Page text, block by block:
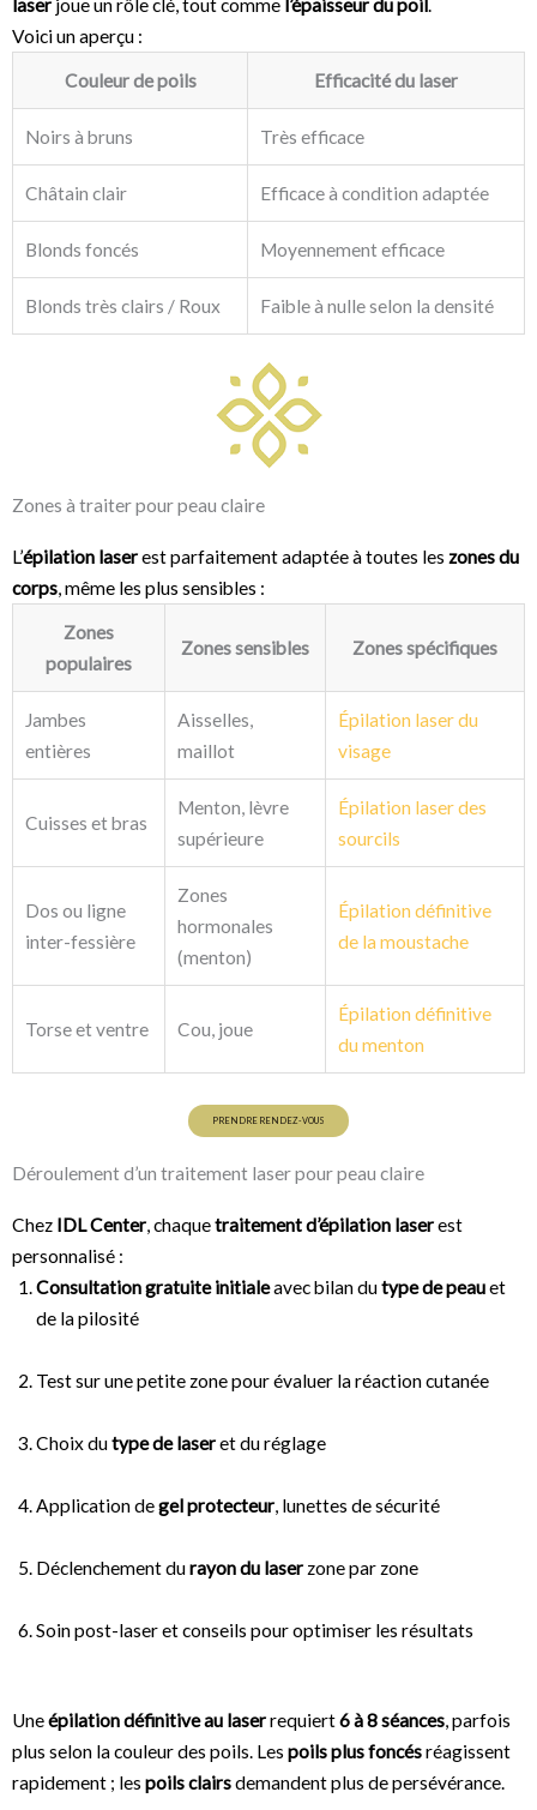
laser joue un rôle clé, tout comme l’épaisseur du poil.
Voici un aperçu :
Couleur de poils Efficacité du laser
Noirs à bruns Très efficace
Châtain clair Efficace à condition adaptée
Blonds foncés Moyennement efficace
Blonds très clairs / Roux Faible à nulle selon la densité
Zones à traiter pour peau claire
L’épilation laserest parfaitement adaptée à toutes les zones du
corps, même les plus sensibles :
Zones
populaires
Zones sensibles Zones spécifiques
Jambes
entières
Aisselles,
maillot
Épilation laser du
visage
Cuisses et bras
Menton, lèvre
supérieure
Épilation laser des
sourcils
Dos ou ligne
inter-fessière
Zones
hormonales
(menton)
Épilation définitive
de la moustache
Torse et ventre Cou, joue
Épilation définitive
du menton
PRENDRE RENDEZ-VOUS
Déroulement d’un traitement laser pour peau claire
Chez IDL Center, chaquetraitement d’épilation laserest
personnalisé :
Consultation gratuite initialeavec bilan dutype de peauet
de la pilosité
Test sur une petite zone pour évaluer la réaction cutanée
Choix dutype de laseret du réglage
Application degel protecteur, lunettes de sécurité
Déclenchement durayon du laser zone par zone
Soin post-laser et conseils pour optimiser les résultats
Uneépilation définitive au laserrequiert6 à 8 séances, parfois
plus selon la couleur des poils. Les poils plus foncésréagissent
rapidement ; les poils clairsdemandent plus de persévérance.